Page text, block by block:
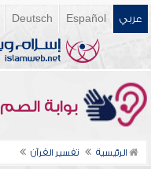
عربي Español
Deutsch
بوابة الصم
الرئيسية تفسير القرآن